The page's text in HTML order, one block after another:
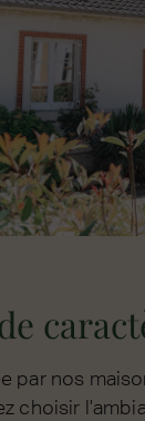
par nos
choisir